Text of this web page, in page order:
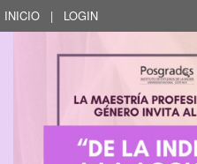
INICIO | LOGIN